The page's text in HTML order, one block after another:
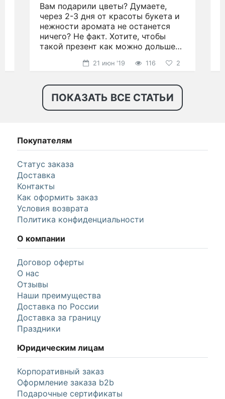
Вам подарили цветы? Думаете,
через 2-3 дня от красоты букета и
нежности аромата не останется
ничего? Не факт. Хотите, чтобы
такой презент как можно дольше
21 июн '19 116 2
ПОКАЗАТЬ ВСЕ СТАТЬИ
Покупателям
Статус заказа
Доставка
Контакты
Как оформить заказ
Условия возврата
Политика конфиденциальности
О компании
Договор оферты
О нас
Отзывы
Наши преимущества
Доставка по России
Доставка за границу
Праздники
Юридическим лицам
Корпоративный заказ
Оформление заказа b2b
Подарочные сертификаты